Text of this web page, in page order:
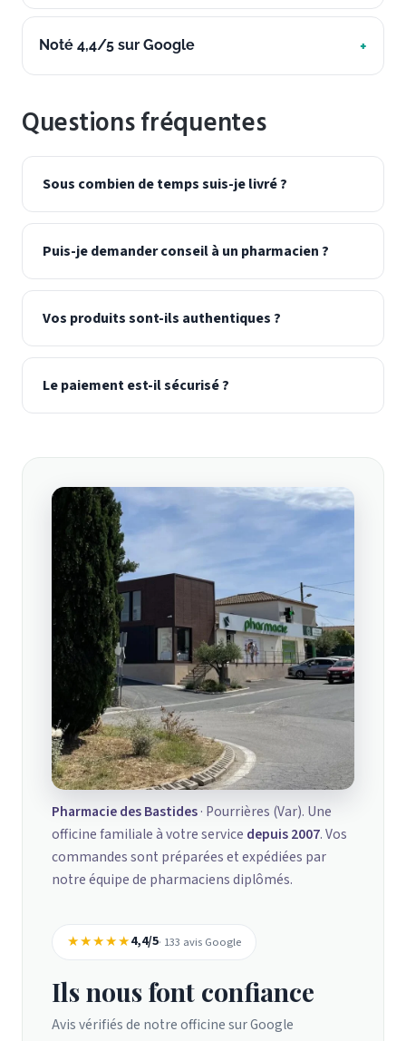
Noté 4,4/5 sur Google
Questions fréquentes
Sous combien de temps suis-je livré ?
Puis-je demander conseil à un pharmacien ?
Vos produits sont-ils authentiques ?
Le paiement est-il sécurisé ?
Pharmacie des Bastides· Pourrières (Var). Une
officine familiale à votre service depuis 2007. Vos
commandes sont préparées et expédiées par
notre équipe de pharmaciens diplômés.
★★★★★4,4/5· 133 avis Google
Ils nous font confiance
Avis vérifiés de notre officine sur Google